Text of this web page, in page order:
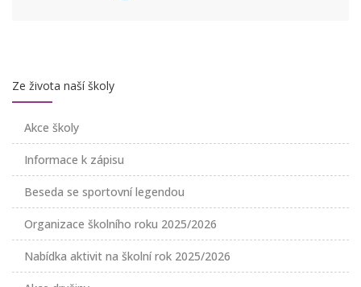
Ze života naší školy
Akce školy
Informace k zápisu
Beseda se sportovní legendou
Organizace školního roku 2025/2026
Nabídka aktivit na školní rok 2025/2026